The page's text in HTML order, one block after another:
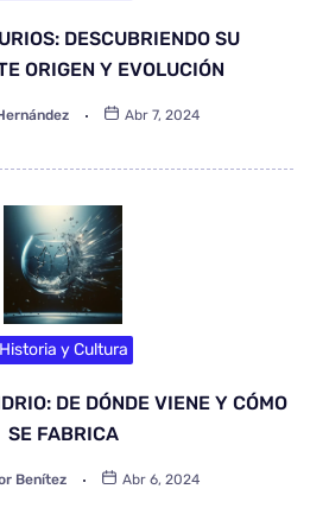
DESCUBRIENDO SU
ORIGEN Y EVOLUCIÓN
Abr 7, 2024
Historia y Cultura
DE DÓNDE VIENE Y CÓMO
SE FABRICA
Benítez Abr 6, 2024